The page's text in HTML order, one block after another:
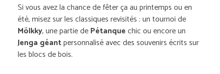
Si vous avez la chance de fêter ça au printemps ou en
été, misez sur les classiques revisités : un tournoi de
Mölkky, une partie dePétanquechic ou encore un
Jenga géantpersonnalisé avec des souvenirs écrits sur
les blocs de bois.